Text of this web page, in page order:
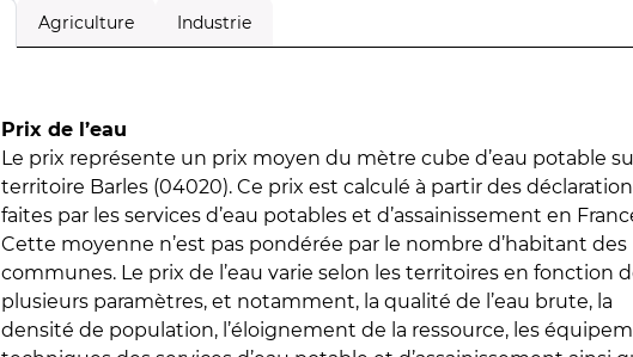
Agriculture Industrie
Prix de l’eau
Le prix représente un prix moyen du mètre cube d’eau potable
territoire Barles (04020). Ce prix est calculé à partir des
faites par les services d’eau potables et d’assainissement en
Cette moyenne n’est pas pondérée par le nombre d’habitant des
communes. Le prix de l’eau varie selon les territoires en fonction
plusieurs paramètres, et notamment, la qualité de l’eau brute, la
densité de population, l’éloignement de la ressource, les